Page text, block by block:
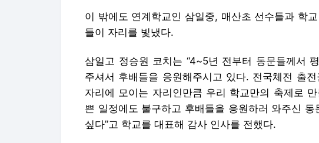
이 밖에도 연계학교인 삼일중, 매산초 선수들과 학
들이 자리를 빛냈다.
삼일고 정승원 코치는 “4~5년 전부터 동문들께서
주셔서 후배들을 응원해주시고 있다. 전국체전 출
자리에 모이는 자리인만큼 우리 학교만의 축제로
쁜 일정에도 불구하고 후배들을 응원하러 와주신
싶다”고 학교를 대표해 감사 인사를 전했다.